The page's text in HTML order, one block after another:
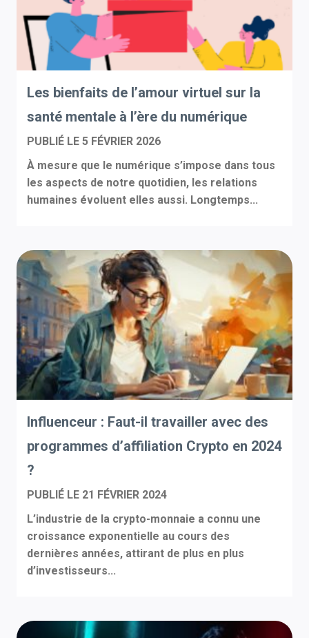
Les bienfaits de l’amour virtuel sur la
santé mentale à l’ère du numérique
PUBLIÉ LE 5 FÉVRIER 2026
À mesure que le numérique s’impose dans tous
les aspects de notre quotidien, les relations
humaines évoluent elles aussi. Longtemps...
Influenceur : Faut-il travailler avec des
programmes d’affiliation Crypto en 2024
?
PUBLIÉ LE 21 FÉVRIER 2024
L’industrie de la crypto-monnaie a connu une
croissance exponentielle au cours des
dernières années, attirant de plus en plus
d’investisseurs...